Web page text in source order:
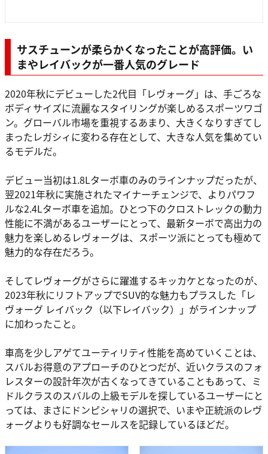
サスチューンが柔らかくなったことが高評価。い
まやレイバックが一番人気のグレード
2020年秋にデビューした2代目「レヴォーグ」は、手ごろな
ボディサイズに流麗なスタイリングが楽しめるスポーツワゴ
ン。グローバル市場を重視するあまり、大きくなりすぎてし
まったレガシィに変わる存在として、大きな人気を集めてい
るモデルだ。
デビュー当初は1.8Lターボ車のみのラインナップだったが、
翌2021年秋に実施されたマイナーチェンジで、よりパワフ
ルな2.4Lターボ車を追加。ひとつ下のクロストレックの動力
性能に不満があるユーザーにとって、最新ターボで高出力の
魅力を楽しめるレヴォーグは、スポーツ派にとっても極めて
魅力的な存在だろう。
そしてレヴォーグがさらに躍進するキッカケとなったのが、
2023年秋にリフトアップでSUV的な魅力もプラスした「レ
ヴォーグ レイバック（以下レイバック）」がラインナップ
に加わったこと。
車高を少しアゲてユーティリティ性能を高めていくことは、
スバルお得意のアプローチのひとつだが、近いクラスのフォ
レスターの設計年次が古くなってきていることもあって、ミ
ドルクラスのスバルの上級モデルを探しているユーザーにと
っては、まさにドンピシャリの選択で、いまや正統派のレヴ
ォーグよりも好調なセールスを記録しているほどだ。